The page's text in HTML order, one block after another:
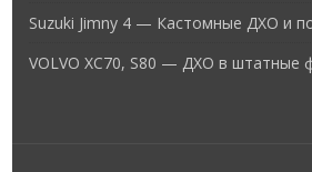
Suzuki Jimny 4 — Кастомные ДХО и
VOLVO XC70, S80 — ДХО в штатные